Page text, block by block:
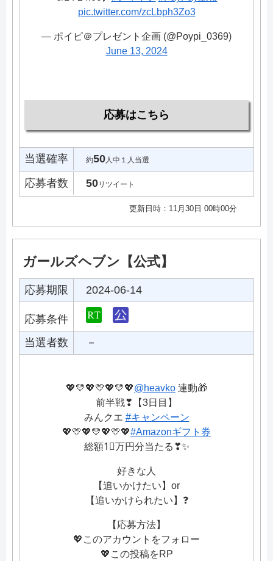
pic.twitter.com/zcLbph3Zo3
— ポイピ＠プレゼント企画 (@Poypi_0369)
June 13, 2024
応募はこちら
当選確率 約50 人中１人当選
応募者数 50リツイート
更新日時：11月30日 00時00分
ガールズヘブン【公式】
応募期限 2024-06-14
応募条件
当選者数
－
💖💛💖💛💖💛💖@heavko 連動🎁
前半戦❣【3日目】
みんクエ #キャンペーン
💖💛💖💛💖💛💖#Amazonギフト券
総額1⃣万円分当たる❣✨
好きな人
【追いかけたい】or
【追いかけられたい】❓
【応募方法】
💖このアカウントをフォロー
💖この投稿をRP